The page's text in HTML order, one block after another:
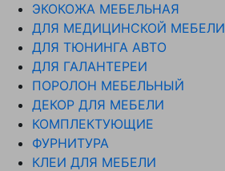
ЭКОКОЖА МЕБЕЛЬНАЯ
ДЛЯ МЕДИЦИНСКОЙ МЕБЕЛИ
ДЛЯ ТЮНИНГА АВТО
ДЛЯ ГАЛАНТЕРЕИ
ПОРОЛОН МЕБЕЛЬНЫЙ
ДЕКОР ДЛЯ МЕБЕЛИ
КОМПЛЕКТУЮЩИЕ
ФУРНИТУРА
КЛЕИ ДЛЯ МЕБЕЛИ